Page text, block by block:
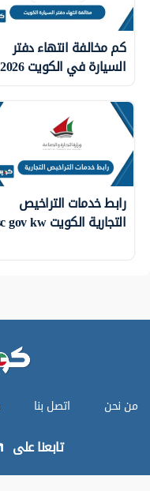
كم مخالفة انتهاء دفتر
السيارة في الكويت 2026
رابط خدمات التراخيص
التجارية الكويت csc gov kw
من نحن اتصل بنا
تابعنا على